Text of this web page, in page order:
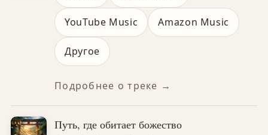
YouTube Music Amazon Music
Другое
Подробнее о треке →
Путь, где обитает божество